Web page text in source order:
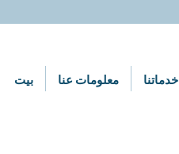
بيت معلومات عنا خدماتنا